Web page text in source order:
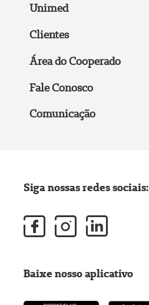
Unimed
Clientes
Área do Cooperado
Fale Conosco
Comunicação
Siga nossas redes sociais:
Baixe nosso aplicativo